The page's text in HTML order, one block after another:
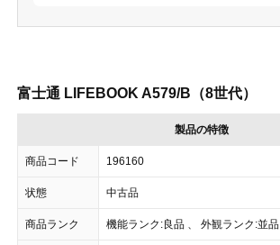
富士通 LIFEBOOK A579/B（8世代）
製品の特徴
商品コード 196160
状態 中古品
商品ランク 機能ランク:良品 、 外観ランク:並品